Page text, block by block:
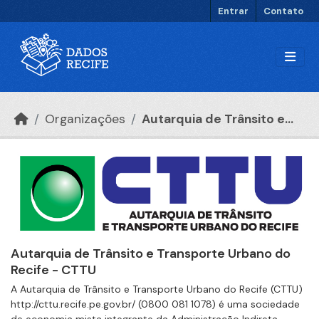
Entrar Contato
Organizações Autarquia de Trânsito e...
Autarquia de Trânsito e Transporte Urbano do
Recife - CTTU
A Autarquia de Trânsito e Transporte Urbano do Recife (CTTU)
http://cttu.recife.pe.gov.br/ (0800 081 1078) é uma sociedade